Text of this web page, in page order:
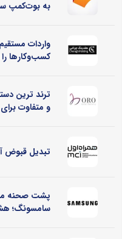
به بوت‌کمپ
واردات
کسب‌وکارها
ترند ترین
و متفاوت
تبدیل قبوض
سامسونگ؛